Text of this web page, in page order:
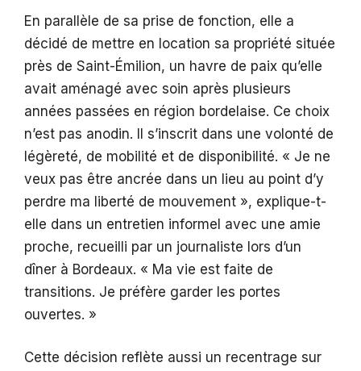
En parallèle de sa prise de fonction, elle a
décidé de mettre en location sa propriété située
près de Saint-Émilion, un havre de paix qu’elle
avait aménagé avec soin après plusieurs
années passées en région bordelaise. Ce choix
n’est pas anodin. Il s’inscrit dans une volonté de
légèreté, de mobilité et de disponibilité. « Je ne
veux pas être ancrée dans un lieu au point d’y
perdre ma liberté de mouvement », explique-t-
elle dans un entretien informel avec une amie
proche, recueilli par un journaliste lors d’un
dîner à Bordeaux. « Ma vie est faite de
transitions. Je préfère garder les portes
ouvertes. »
Cette décision reflète aussi un recentrage sur